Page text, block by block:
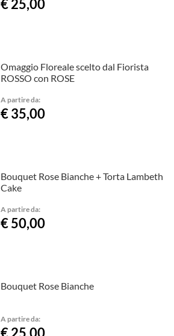
€ 25,00
Omaggio Floreale scelto dal Fiorista
ROSSO con ROSE
A partire da:
€ 35,00
Bouquet Rose Bianche + Torta Lambeth
Cake
A partire da:
€ 50,00
Bouquet Rose Bianche
A partire da:
€ 25,00